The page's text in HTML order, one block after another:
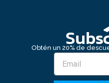
Obtén un 20% de